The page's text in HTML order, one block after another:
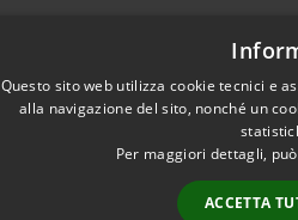
Questo sito web utilizza cookie tecnici e
alla navigazione del sito, nonché un
Per maggiori dettagli,
ACCETTA